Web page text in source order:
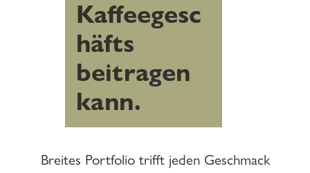
Kaffeegesc
häfts
beitragen
kann.
Breites Portfolio trifft jeden Geschmack